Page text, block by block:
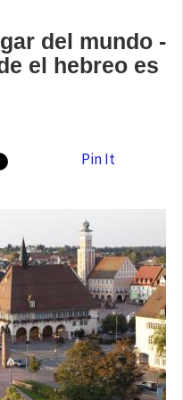
del mundo -
el hebreo es
Pin It